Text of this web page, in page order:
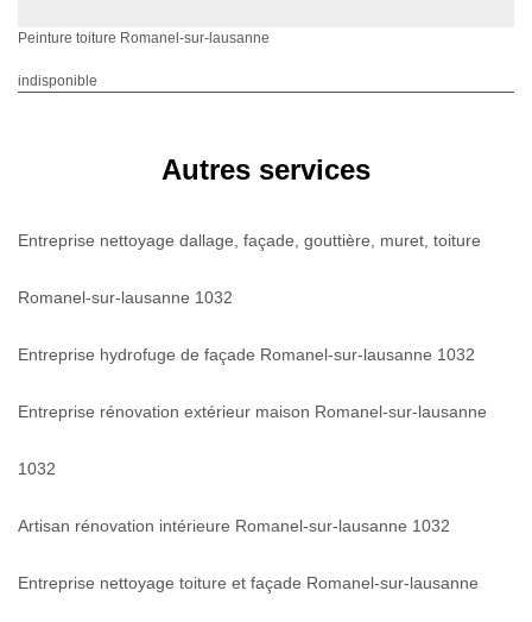
Peinture toiture Romanel-sur-lausanne
indisponible
Autres services
Entreprise nettoyage dallage, façade, gouttière, muret, toiture
Romanel-sur-lausanne 1032
Entreprise hydrofuge de façade Romanel-sur-lausanne 1032
Entreprise rénovation extérieur maison Romanel-sur-lausanne
1032
Artisan rénovation intérieure Romanel-sur-lausanne 1032
Entreprise nettoyage toiture et façade Romanel-sur-lausanne